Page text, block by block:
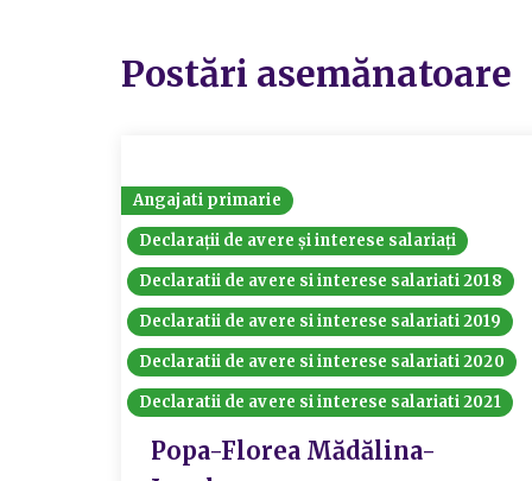
Postări asemănatoare
Angajati primarie
Declarații de avere și interese salariați
Declaratii de avere si interese salariati 2018
Declaratii de avere si interese salariati 2019
Declaratii de avere si interese salariati 2020
Declaratii de avere si interese salariati 2021
Popa-Florea Mădălina-